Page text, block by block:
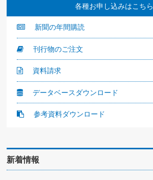
各種お申し込みはこちら
新聞の年間購読
刊行物のご注文
資料請求
データベースダウンロード
参考資料ダウンロード
新着情報